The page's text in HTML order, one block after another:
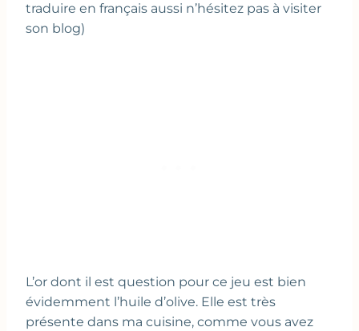
traduire en français aussi n’hésitez pas à visiter
son blog)
L’or dont il est question pour ce jeu est bien
évidemment l’huile d’olive. Elle est très
présente dans ma cuisine, comme vous avez